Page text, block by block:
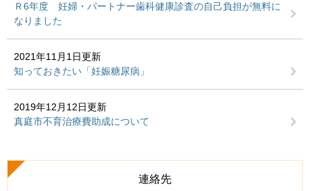
Ｒ6年度 妊婦・パートナー歯科健康診査の自己負担が無料に
なりました
2021年11月1日更新
知っておきたい「妊娠糖尿病」
2019年12月12日更新
真庭市不育治療費助成について
連絡先